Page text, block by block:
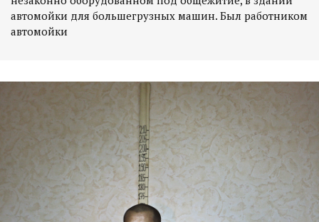
автомойки для большегрузных машин. Был работником
автомойки